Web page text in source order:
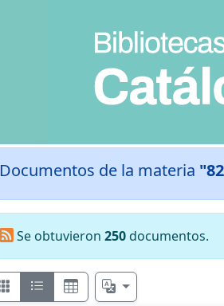
Documentos de la materia
Se obtuvieron 250documentos.